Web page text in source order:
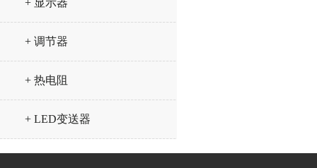
+ 显示器
+ 调节器
+ 热电阻
+ LED变送器